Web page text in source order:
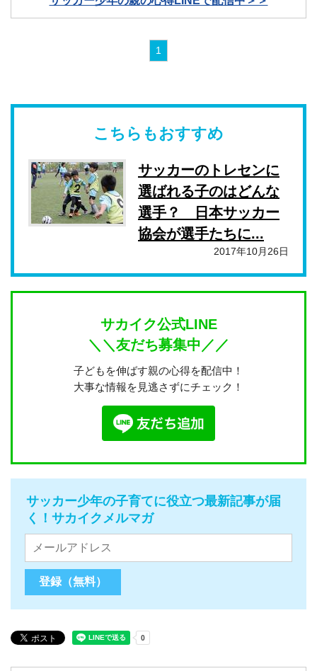
1
こちらもおすすめ
サッカーのトレセンに
選ばれる子のはどんな
選手？ 日本サッカー
協会が選手たちに...
2017年10月26日
サカイク公式LINE
＼＼友だち募集中／／
子どもを伸ばす親の心得を配信中！
大事な情報を見逃さずにチェック！
サッカー少年の子育てに役立つ最新記事が届
く！サカイクメルマガ